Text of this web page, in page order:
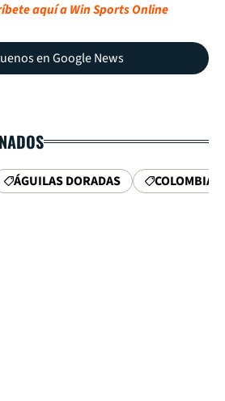
aquí a Win Sports Online
en Google News
ÁGUILAS DORADAS COLOMBIA